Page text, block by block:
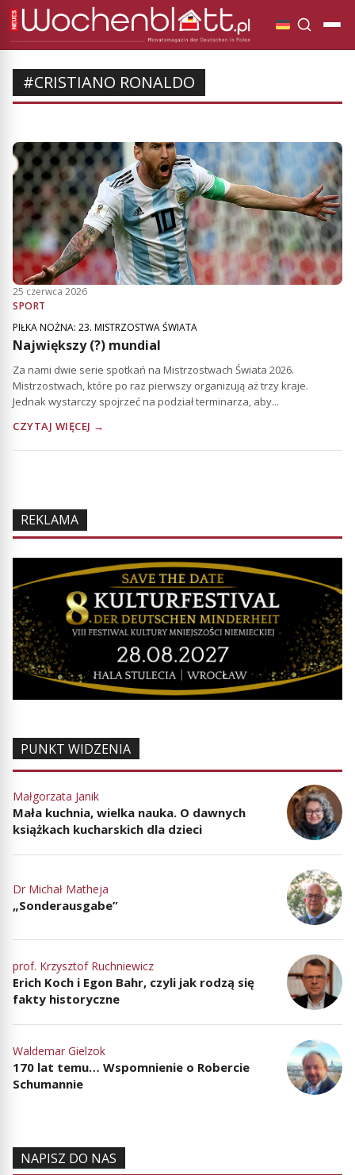
#CRISTIANO RONALDO
25 czerwca 2026
SPORT
PIŁKA NOŻNA: 23. MISTRZOSTWA ŚWIATA
Największy (?) mundial
Za nami dwie serie spotkań na Mistrzostwach Świata 2026.
Mistrzostwach, które po raz pierwszy organizują aż trzy kraje.
Jednak wystarczy spojrzeć na podział terminarza, aby...
CZYTAJ WIĘCEJ →
REKLAMA
PUNKT WIDZENIA
Małgorzata Janik
Mała kuchnia, wielka nauka. O dawnych
książkach kucharskich dla dzieci
Dr Michał Matheja
„Sonderausgabe”
prof. Krzysztof Ruchniewicz
Erich Koch i Egon Bahr, czyli jak rodzą się
fakty historyczne
Waldemar Gielzok
170 lat temu… Wspomnienie o Robercie
Schumannie
NAPISZ DO NAS